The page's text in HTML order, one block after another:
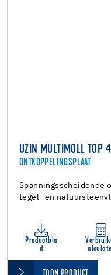
UZIN MULTIMOLL TOP 4
ONTKOPPELINGSPLAAT
Spanningsscheidende
tegel- en
Productbla
d